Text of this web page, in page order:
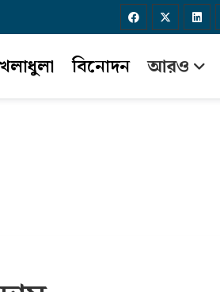
বিনোদন আরও